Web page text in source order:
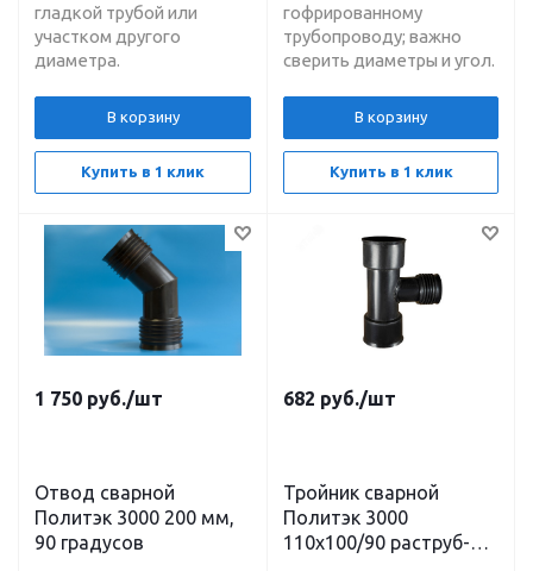
гладкой трубой или
участком другого
диаметра.
В корзину
Купить в 1 клик
гофрированному
трубопроводу; важно
сверить диаметры и угол.
В корзину
Купить в 1 клик
1 750 руб./шт
Отвод сварной
Политэк 3000 200 мм,
90 градусов
682 руб./шт
Тройник сварной
Политэк 3000
110х100/90 раструб-